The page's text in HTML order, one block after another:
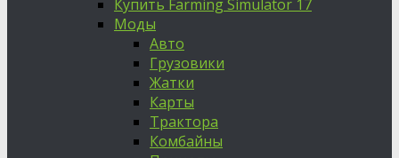
Купить Farming Simulator 17
Моды
Авто
Грузовики
Жатки
Карты
Трактора
Комбайны